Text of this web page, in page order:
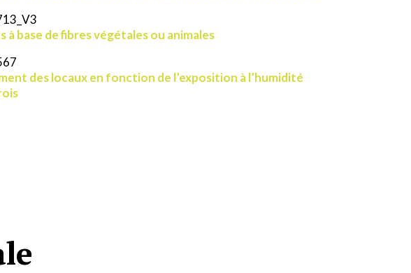
à base de fibres végétales ou animales
des locaux en fonction de l’exposition à l’humidité